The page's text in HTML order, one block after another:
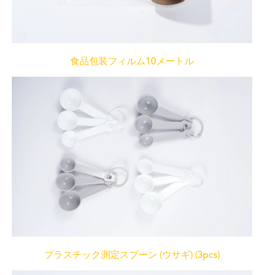
食品包装フィルム10メートル
プラスチック測定スプーン (ウサギ) (3pcs)